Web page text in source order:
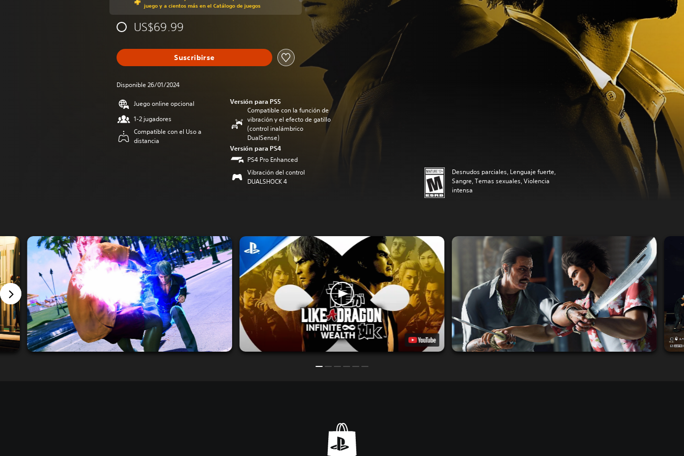
juego y a cientos más en el Catálogo de juegos
US$69.99
Suscribirse
Disponible 26/01/2024
Juego online opcional
1-2 jugadores
Compatible con el Uso a
distancia
Versión para PS5
Compatible con la función de
vibración y el efecto de gatillo
(control inalámbrico
DualSense)
Versión para PS4
PS4 Pro Enhanced
Vibración del control
DUALSHOCK 4
Desnudos parciales, Lenguaje fuerte,
Sangre, Temas sexuales, Violencia
intensa